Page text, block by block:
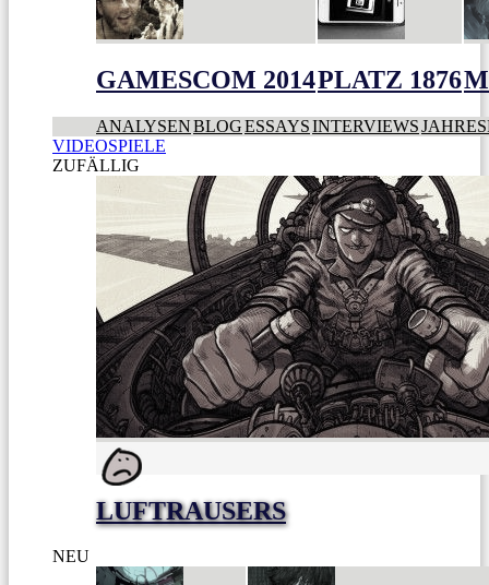
GAMESCOM 2014PLATZ 1876
ANALYSENBLOGESSAYSINTERVIEWS
VIDEOSPIELE
ZUFÄLLIG
LUFTRAUSERS
NEU